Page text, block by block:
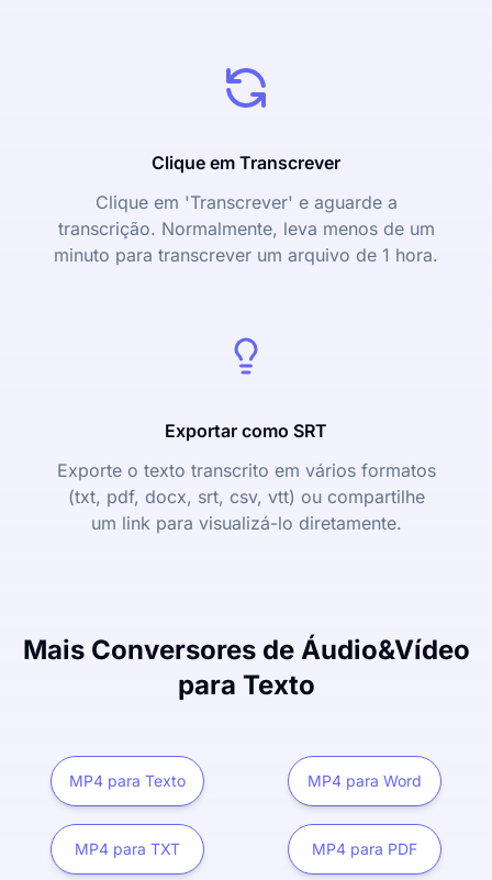
Clique em Transcrever
Clique em 'Transcrever' e aguarde a
transcrição. Normalmente, leva menos de um
minuto para transcrever um arquivo de 1 hora.
Exportar como SRT
Exporte o texto transcrito em vários formatos
(txt, pdf, docx, srt, csv, vtt) ou compartilhe
um link para visualizá-lo diretamente.
Mais Conversores de Áudio&Vídeo
para Texto
MP4 para Texto MP4 para Word
MP4 para TXT MP4 para PDF